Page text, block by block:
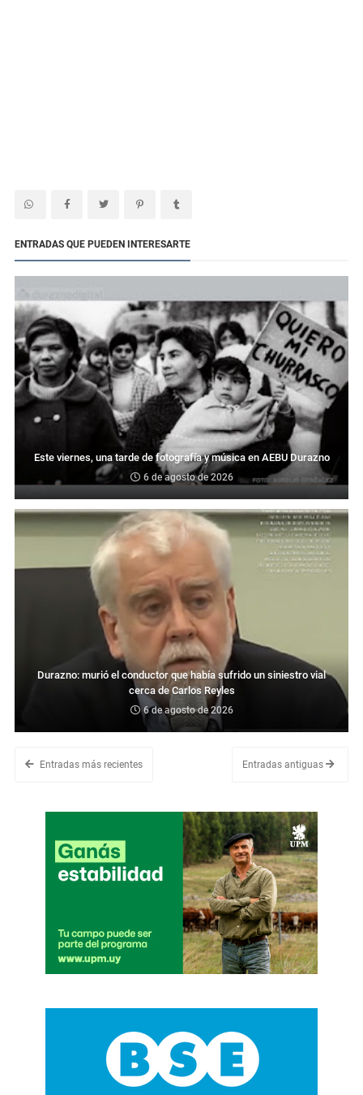
ENTRADAS QUE PUEDEN INTERESARTE
Este viernes, una tarde de fotografía y música en AEBU Durazno
6 de agosto de 2026
Durazno: murió el conductor que había sufrido un siniestro vial
cerca de Carlos Reyles
6 de agosto de 2026
Entradas más recientes Entradas antiguas